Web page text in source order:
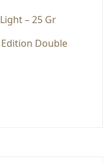
– 25 Gr
Double